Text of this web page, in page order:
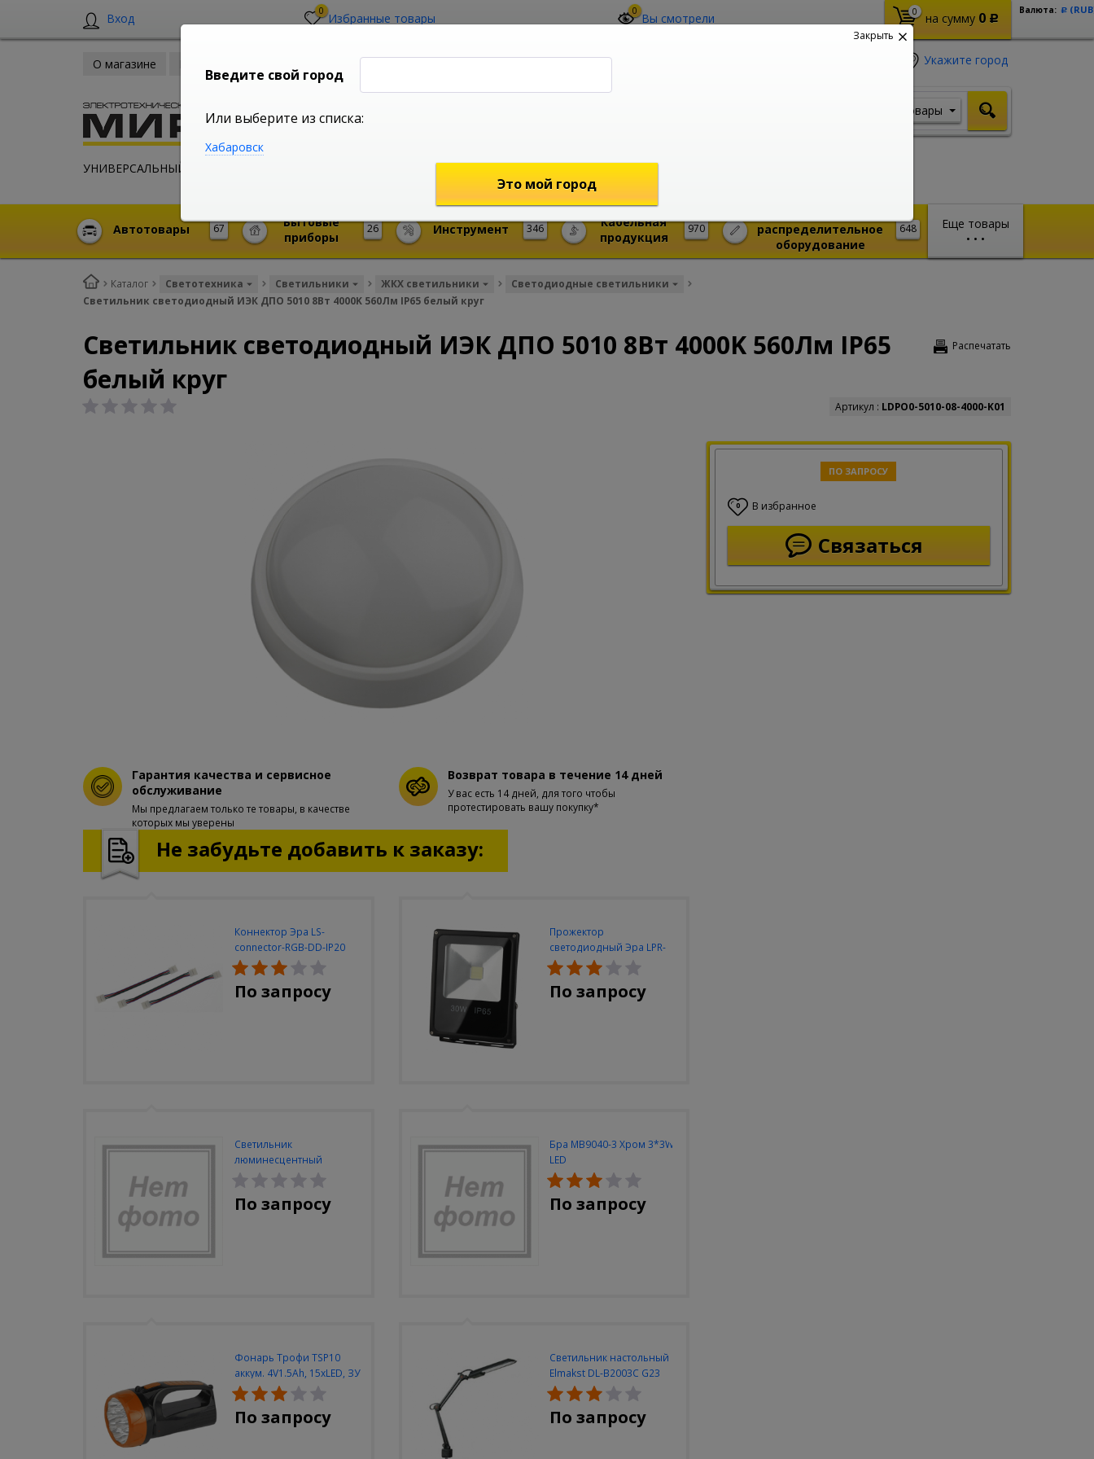
Вход 0 Избранные товары 0 Вы смотрели 0 на сумму 0 Р
Валюта: Р
О магазине
УНИВЕРСАЛЬНЫЙ ИНТЕРНЕТ МАГАЗИН
Укажите город
shop@mireks.ru
Товары
Еще товары
• • •
67
Автотовары 26
Бытовые
приборы
346
Инструмент 970
Кабельная
продукция
648
распределительное
оборудование
Каталог Светотехника Светильники ЖКХ светильники
Светодиодные светильники
Светильник светодиодный ИЭК ДПО 5010 8Вт 4000K 560Лм IP65 белый круг
Распечатать
Светильник светодиодный ИЭК ДПО 5010 8Вт 4000K 560Лм IP65
белый круг
Артикул : LDPO0-5010-08-4000-K01
ПО ЗАПРОСУ
0 В избранное
Связаться
Гарантия качества и сервисное
обслуживание
Мы предлагаем только те товары, в качестве
которых мы уверены
Возврат товара в течение 14 дней
У вас есть 14 дней, для того чтобы
протестировать вашу покупку*
Не забудьте добавить к заказу:
Коннектор Эра LS-
connector-RGB-DD-IP20
(3шт/уп)
По запросу
Прожектор
светодиодный Эра LPR-
30W-6500K-M
По запросу
Светильник
люминесцентный
Navigator NEL-A2-E130-T4-
840/WH
По запросу
Бра MB9040-3 Хром 3*3W
LED
По запросу
Фонарь Трофи TSP10
аккум. 4V1.5Ah, 15xLED, ЗУ
вилка 220V
По запросу
Светильник настольный
Elmakst DL-B2003C G23
черный струбцина
По запросу
Закрыть
Введите свой город
Или выберите из списка:
Хабаровск
Это мой город